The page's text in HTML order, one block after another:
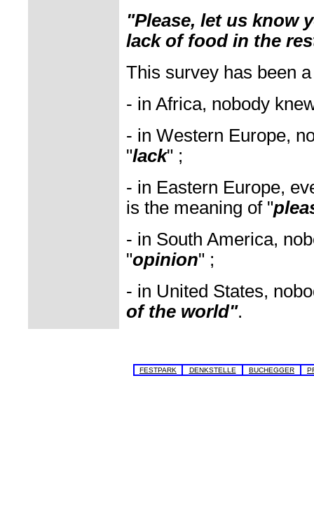
"Please, let us know
lack of food in the
This survey has been
- in Africa, nobody
- in Western Europe,
"lack" ;
- in Eastern Europe,
is the meaning of "
- in South America,
"opinion" ;
- in United States,
of the world".
FESTPARK DENKSTELLE BUCHEGGER